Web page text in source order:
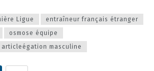
Ligue
entraîneur français étranger
osmose équipe
masculine